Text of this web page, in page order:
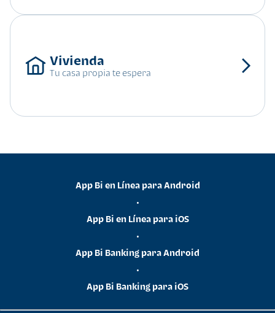
Tu casa propia te espera
App Bi en Línea para Android
•
App Bi en Línea para iOS
•
App Bi Banking para Android
•
App Bi Banking para iOS